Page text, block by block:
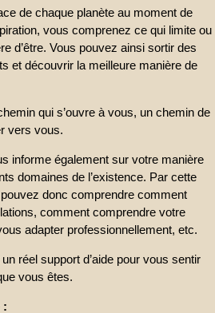
de chaque planète au moment de
vous comprenez ce qui limite ou
d’être. Vous pouvez ainsi sortir des
et découvrir la meilleure manière de
qui s’ouvre à vous, un chemin de
vers vous.
informe également sur votre manière
domaines de l’existence. Par cette
donc comprendre comment
comment comprendre votre
adapter professionnellement, etc.
réel support d’aide pour vous sentir
vous êtes.
: